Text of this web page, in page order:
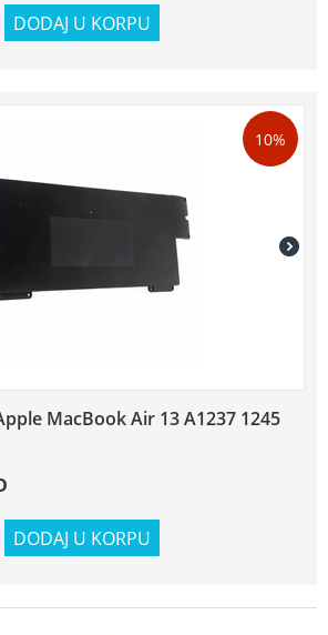
DODAJ U KORPU
10%
MacBook Air 13 A1237 1245
DODAJ U KORPU